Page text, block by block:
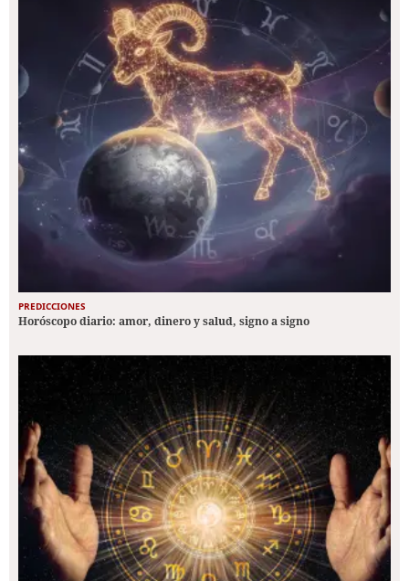
PREDICCIONES
Horóscopo diario: amor, dinero y salud, signo a signo